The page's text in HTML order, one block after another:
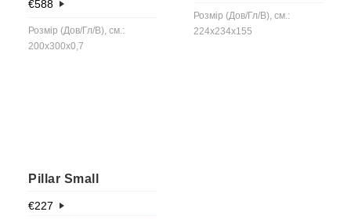
€588
Розмір (Дов/Гл/В), см.:
200x300x0,7
Розмір (Дов/Гл/В), см.:
224x234x155
Pillar Small
€227